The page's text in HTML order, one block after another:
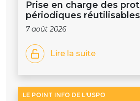
Prise en charge des
périodiques réutilisables
7 août 2026
Lire la suite
LE POINT INFO DE L'USPO